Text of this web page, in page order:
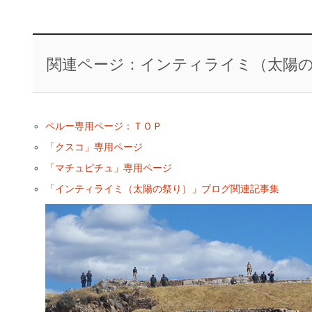
関連ページ：インティライミ（太陽
ペルー専用ページ：ＴＯＰ
「クスコ」専用ページ
「マチュピチュ」専用ページ
「インティライミ（太陽の祭り）」ブログ関連記事集